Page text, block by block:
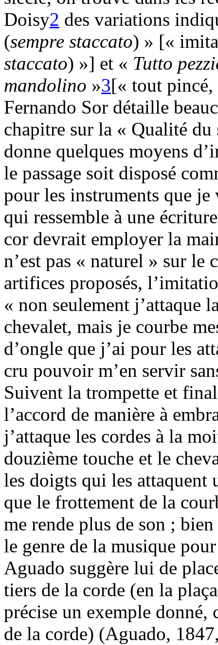
Doisy2 des variations
(sempre staccato) » [«
staccato) »] et « Tutto
mandolino »3[« tout
Fernando Sor détaille
chapitre sur la « Qualité
donne quelques moyens
le passage soit disposé
pour les instruments que
qui ressemble à une
cor devrait employer la
n’est pas « naturel » sur le
artifices proposés,
« non seulement j’attaque
chevalet, mais je courbe
d’ongle que j’ai pour les
cru pouvoir m’en servir
Suivent la trompette et
l’accord de manière à
j’attaque les cordes à la
douzième touche et le
les doigts qui les attaquent
que le frottement de la
me rende plus de son ;
le genre de la musique
Aguado suggère lui de
tiers de la corde (en la
précise un exemple donné,
de la corde) (Aguado,